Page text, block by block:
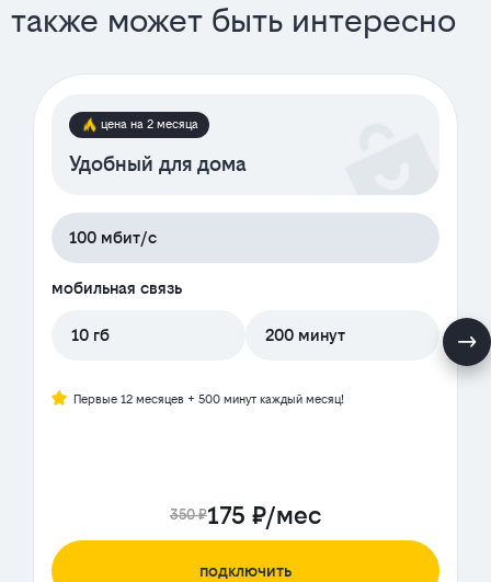
также может быть интересно
цена на 2 месяца
Удобный для дома
100 мбит/с
мобильная связь
10 гб 200 минут
Первые 12 месяцев + 500 минут каждый месяц!
350 ₽175 ₽/мес
подключить